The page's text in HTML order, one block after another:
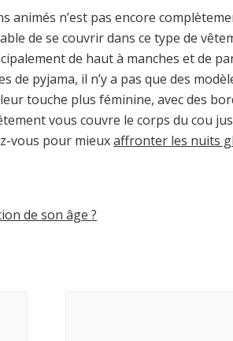
animés n’est pas encore
de se couvrir dans ce type de
de haut à manches et de
pyjama, il n’y a pas que des
touche plus féminine, avec des
vous couvre le corps du cou
vous pour mieuxaffronter les nuits
de son âge ?